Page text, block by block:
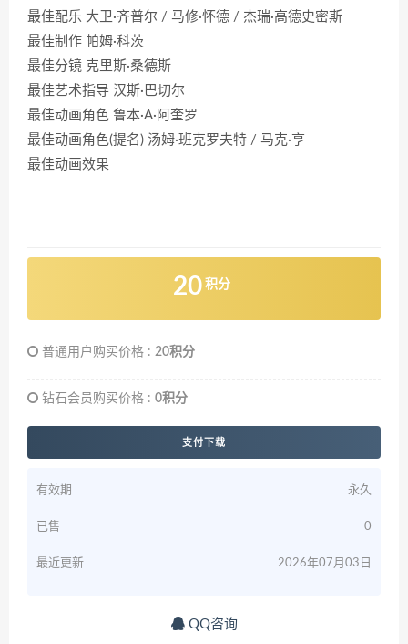
最佳配乐 大卫·齐普尔 / 马修·怀德 / 杰瑞·高德史密斯
最佳制作 帕姆·科茨
最佳分镜 克里斯·桑德斯
最佳艺术指导 汉斯·巴切尔
最佳动画角色 鲁本·A·阿奎罗
最佳动画角色(提名) 汤姆·班克罗夫特 / 马克·亨
最佳动画效果
20 积分
普通用户购买价格 : 20积分
钻石会员购买价格 : 0积分
支付下载
有效期 永久
已售 0
最近更新 2026年07月03日
QQ咨询